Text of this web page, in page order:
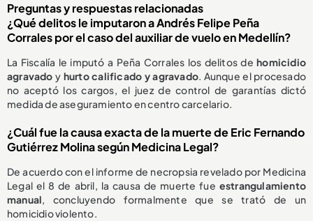
Preguntas y respuestas relacionadas
¿Qué delitos le imputaron a Andrés Felipe Peña
Corrales por el caso del auxiliar de vuelo en Medellín?
La Fiscalía le imputó a Peña Corrales los delitos dehomicidio
agravado y hurto calificado y agravado. Aunque el procesado
no aceptó los cargos, el juez de control de garantías dictó
medida de aseguramiento en centro carcelario.
¿Cuál fue la causa exacta de la muerte de Eric Fernando
Gutiérrez Molina según Medicina Legal?
De acuerdo con el informe de necropsia revelado por Medicina
Legal el 8 de abril, la causa de muerte fue estrangulamiento
manual, concluyendo formalmente que se trató de un
homicidio violento.